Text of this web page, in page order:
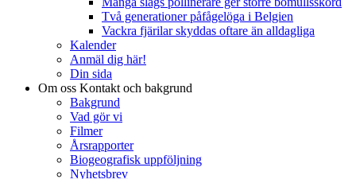
Två generationer påfågelöga i Belgien
Vackra fjärilar skyddas oftare än alldagliga
Kalender
Anmäl dig här!
Din sida
Om oss Kontakt och bakgrund
Bakgrund
Vad gör vi
Filmer
Årsrapporter
Biogeografisk uppföljning
Nyhetsbrev